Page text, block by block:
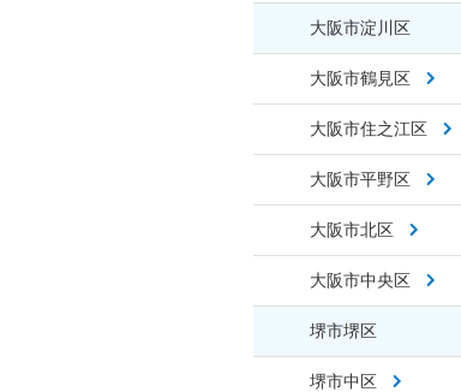
大阪市淀川区
大阪市鶴見区
大阪市住之江区
大阪市平野区
大阪市北区
大阪市中央区
堺市堺区
堺市中区